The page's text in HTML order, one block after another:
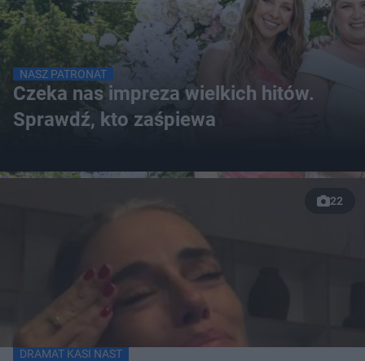
NASZ PATRONAT
Czeka nas impreza wielkich hitów.
Sprawdź, kto zaśpiewa
22
DRAMAT KASI NAST